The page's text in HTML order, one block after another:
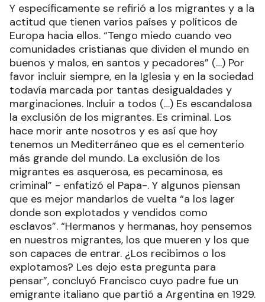
Y específicamente se refirió a los migrantes y a la
actitud que tienen varios países y políticos de
Europa hacia ellos. “Tengo miedo cuando veo
comunidades cristianas que dividen el mundo en
buenos y malos, en santos y pecadores” (…) Por
favor incluir siempre, en la Iglesia y en la sociedad
todavía marcada por tantas desigualdades y
marginaciones. Incluir a todos (…) Es escandalosa
la exclusión de los migrantes. Es criminal. Los
hace morir ante nosotros y es así que hoy
tenemos un Mediterráneo que es el cementerio
más grande del mundo. La exclusión de los
migrantes es asquerosa, es pecaminosa, es
criminal” - enfatizó el Papa-. Y algunos piensan
que es mejor mandarlos de vuelta “a los lager
donde son explotados y vendidos como
esclavos”. “Hermanos y hermanas, hoy pensemos
en nuestros migrantes, los que mueren y los que
son capaces de entrar. ¿Los recibimos o los
explotamos? Les dejo esta pregunta para
pensar”, concluyó Francisco cuyo padre fue un
emigrante italiano que partió a Argentina en 1929.